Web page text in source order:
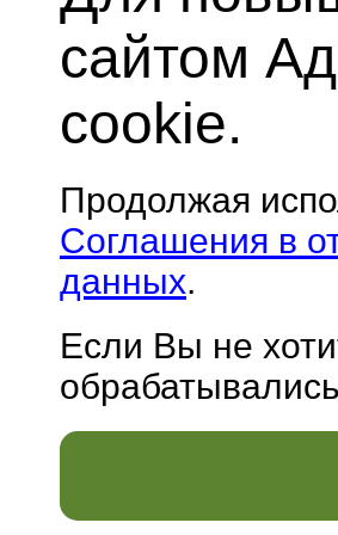
сайтом
cookie.
Продолжая
Соглашения в
данных.
Если Вы не